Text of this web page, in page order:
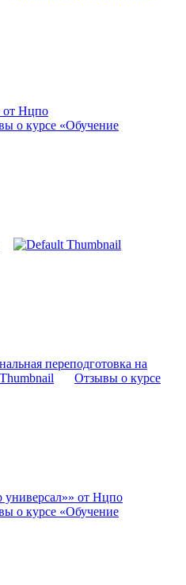
от Нцпо
о курсе «Обучение
переподготовка на
Отзывы о курсе
универсал»» от Нцпо
о курсе «Обучение